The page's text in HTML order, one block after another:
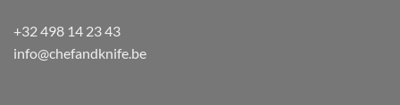
+32 498 14 23 43
info@chefandknife.be